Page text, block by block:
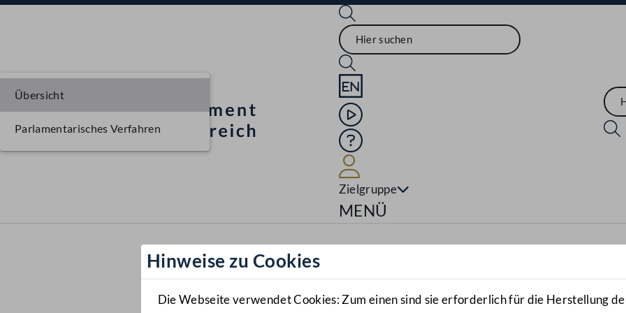
Sprache English
Mediathek
Hilfe
Zielgruppe
Navigationsmenü öffnen
MENÜ
Hinweise zu Cookies
Die Webseite verwendet Cookies: Zum einen sind sie erforderlich für die Herstellung
Übersicht
Parlamentarisches Verfahren